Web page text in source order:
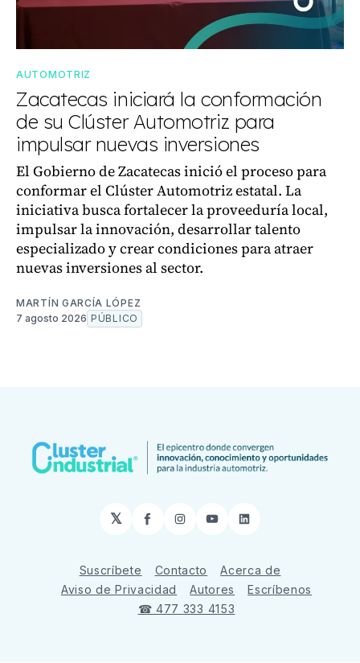
AUTOMOTRIZ
Zacatecas iniciará la conformación
de su Clúster Automotriz para
impulsar nuevas inversiones
El Gobierno de Zacatecas inició el proceso para
conformar el Clúster Automotriz estatal. La
iniciativa busca fortalecer la proveeduría local,
impulsar la innovación, desarrollar talento
especializado y crear condiciones para atraer
nuevas inversiones al sector.
MARTÍN GARCÍA LÓPEZ
7 agosto 2026 PÚBLICO
𝕏 Facebook
Instagram
YouTubeLinkedIn
Suscríbete Contacto
Acerca de
Aviso de Privacidad
Autores
Escríbenos
☎ 477 333 4153